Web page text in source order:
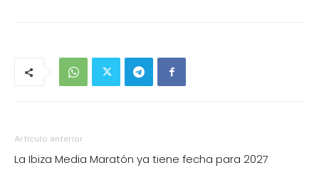
Artículo anterior
La Ibiza Media Maratón ya tiene fecha para 2027